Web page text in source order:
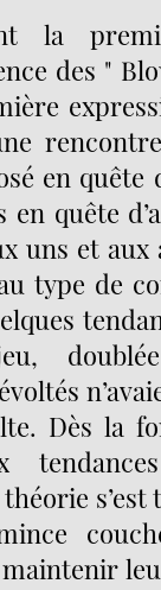
la
des "
en quête
en quête
uns et aux
type de
Dès la
s’est